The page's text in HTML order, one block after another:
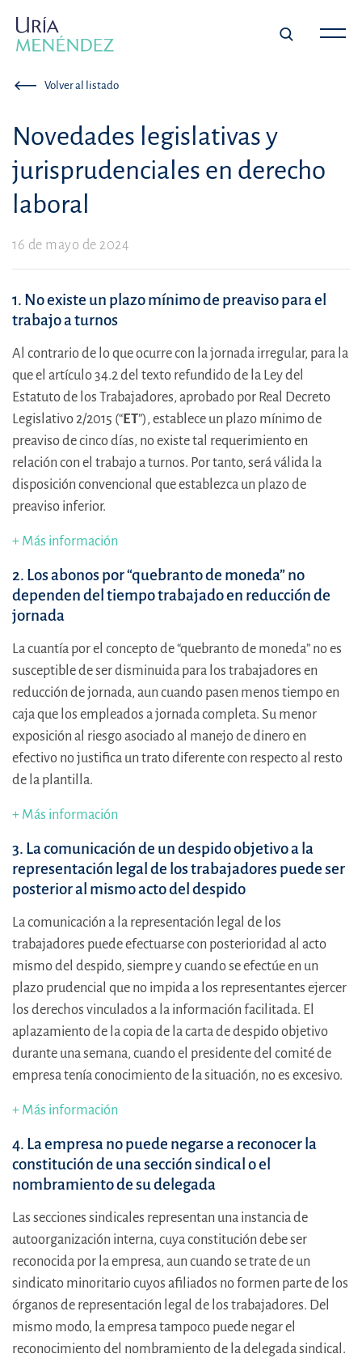
Volver al listado
Novedades legislativas y
jurisprudenciales en derecho
laboral
16 de mayo de 2024
1. No existe un plazo mínimo de preaviso para el
trabajo a turnos
Al contrario de lo que ocurre con la jornada irregular, para la
que el artículo 34.2 del texto refundido de la Ley del
Estatuto de los Trabajadores, aprobado por Real Decreto
Legislativo 2/2015 (“ET”), establece un plazo mínimo de
preaviso de cinco días, no existe tal requerimiento en
relación con el trabajo a turnos. Por tanto, será válida la
disposición convencional que establezca un plazo de
preaviso inferior.
+ Más información
2. Los abonos por “quebranto de moneda” no
dependen del tiempo trabajado en reducción de
jornada
La cuantía por el concepto de “quebranto de moneda” no es
susceptible de ser disminuida para los trabajadores en
reducción de jornada, aun cuando pasen menos tiempo en
caja que los empleados a jornada completa. Su menor
exposición al riesgo asociado al manejo de dinero en
efectivo no justifica un trato diferente con respecto al resto
de la plantilla.
+ Más información
3. La comunicación de un despido objetivo a la
representación legal de los trabajadores puede ser
posterior al mismo acto del despido
La comunicación a la representación legal de los
trabajadores puede efectuarse con posterioridad al acto
mismo del despido, siempre y cuando se efectúe en un
plazo prudencial que no impida a los representantes ejercer
los derechos vinculados a la información facilitada. El
aplazamiento de la copia de la carta de despido objetivo
durante una semana, cuando el presidente del comité de
empresa tenía conocimiento de la situación, no es excesivo.
+ Más información
4. La empresa no puede negarse a reconocer la
constitución de una sección sindical o el
nombramiento de su delegada
Las secciones sindicales representan una instancia de
autoorganización interna, cuya constitución debe ser
reconocida por la empresa, aun cuando se trate de un
sindicato minoritario cuyos afiliados no formen parte de los
órganos de representación legal de los trabajadores. Del
mismo modo, la empresa tampoco puede negar el
reconocimiento del nombramiento de la delegada sindical.